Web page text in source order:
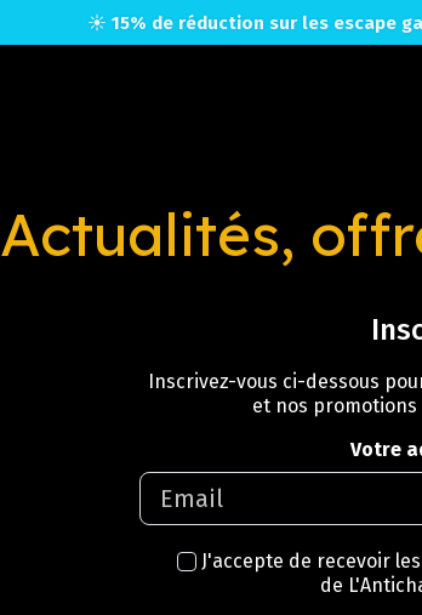
☀️ 15% de réduction sur les escape
Actualités,
Inscrivez-vous ci-dessous
et nos
Votre
J'accepte de recevoir
de